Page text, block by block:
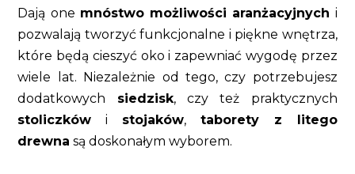
Dają one mnóstwo możliwości aranżacyjnych i
pozwalają tworzyć funkcjonalne i piękne wnętrza,
które będą cieszyć oko i zapewniać wygodę przez
wiele lat. Niezależnie od tego, czy potrzebujesz
dodatkowych siedzisk, czy też praktycznych
stoliczków i stojaków, taborety z litego
drewna są doskonałym wyborem.